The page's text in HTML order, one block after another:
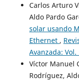
Carlos Arturo
Aldo Pardo
solar usando
Ethernet ,
Avanzada:
Víctor Manuel
Rodríguez,